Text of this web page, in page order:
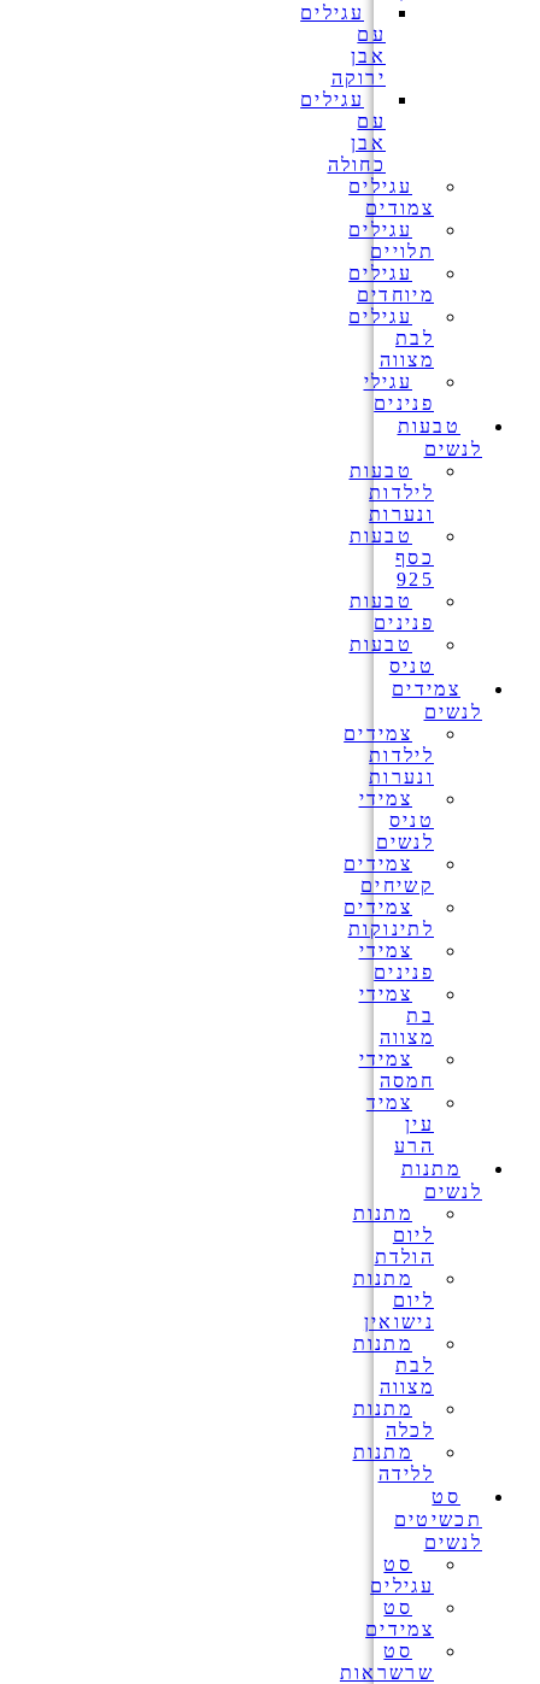
עגילים
עם
אבן
ירוקה
עגילים
עם
אבן
כחולה
עגילים
צמודים
עגילים
תלויים
עגילים
מיוחדים
עגילים
לבת
מצווה
עגילי
פנינים
טבעות
לנשים
טבעות
לילדות
ונערות
טבעות
כסף
925
טבעות
פנינים
טבעות
טניס
צמידים
לנשים
צמידים
לילדות
ונערות
צמידי
טניס
לנשים
צמידים
קשיחים
צמידים
לתינוקות
צמידי
פנינים
צמידי
בת
מצווה
צמידי
חמסה
צמיד
עין
הרע
מתנות
לנשים
מתנות
ליום
הולדת
מתנות
ליום
נישואין
מתנות
לבת
מצווה
מתנות
לכלה
מתנות
ללידה
סט
תכשיטים
לנשים
סט
עגילים
סט
צמידים
סט
שרשראות